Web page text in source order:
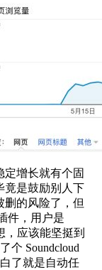
定增长就有个固
竟是鼓励别人下
删的风险了，但
件，用户是
，应该能坚挺到
个 Soundcloud
了就是自动任